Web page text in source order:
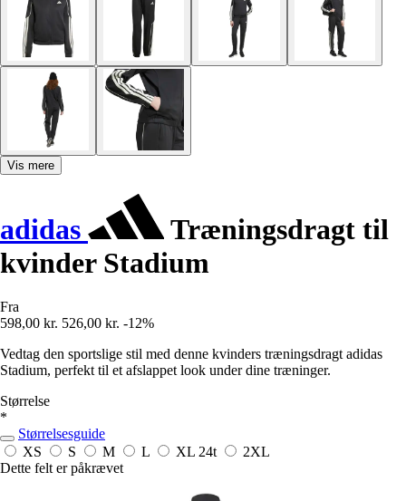
Vis mere
adidas
Træningsdragt til
kvinder Stadium
Fra
598,00 kr. 526,00 kr. -12%
Vedtag den sportslige stil med denne kvinders træningsdragt adidas
Stadium, perfekt til et afslappet look under dine træninger.
Størrelse
*
Størrelsesguide
XS
S M L XL 24t
2XL
Dette felt er påkrævet